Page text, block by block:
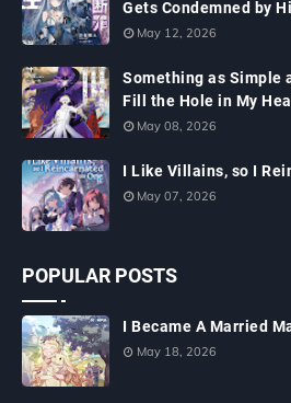
Gets Condemned by
May 12, 2026
Something as Simple
Fill the Hole in My
May 08, 2026
I Like Villains, so I
May 07, 2026
POPULAR POSTS
I Became A Married
May 18, 2026